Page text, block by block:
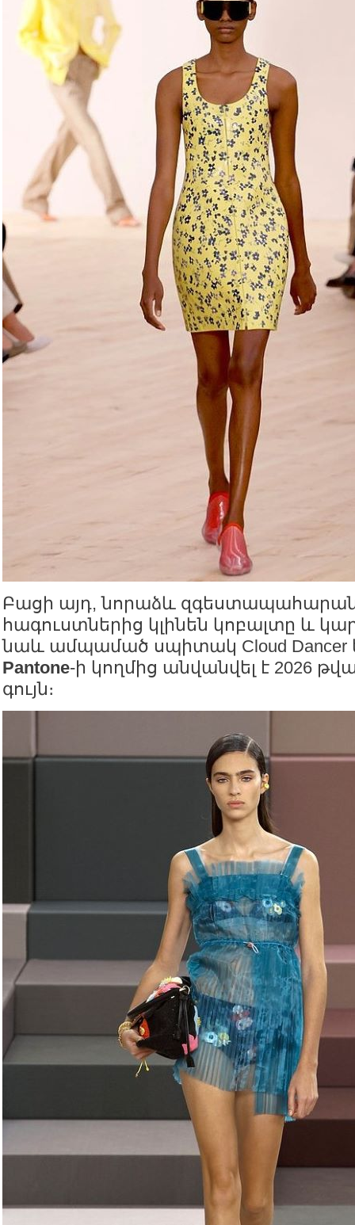
Բացի այդ, նորաձև
հագուստներից կլինեն կոբալտը և
նաև ամպամած սպիտակ Cloud Dancer
Pantone-ի կողմից անվանվել է 2026
գույն։